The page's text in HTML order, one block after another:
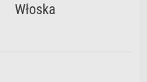
Włoska